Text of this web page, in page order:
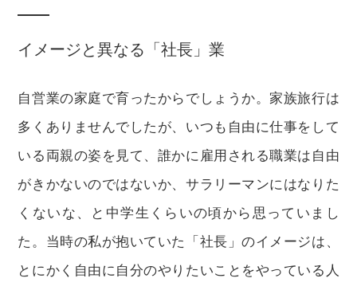
イメージと異なる「社長」業
自営業の家庭で育ったからでしょうか。家族旅行は
多くありませんでしたが、いつも自由に仕事をして
いる両親の姿を見て、誰かに雇用される職業は自由
がきかないのではないか、サラリーマンにはなりた
くないな、と中学生くらいの頃から思っていまし
た。当時の私が抱いていた「社長」のイメージは、
とにかく自由に自分のやりたいことをやっている人